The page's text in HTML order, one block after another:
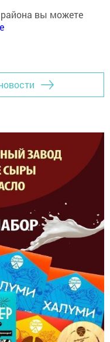
района вы можете